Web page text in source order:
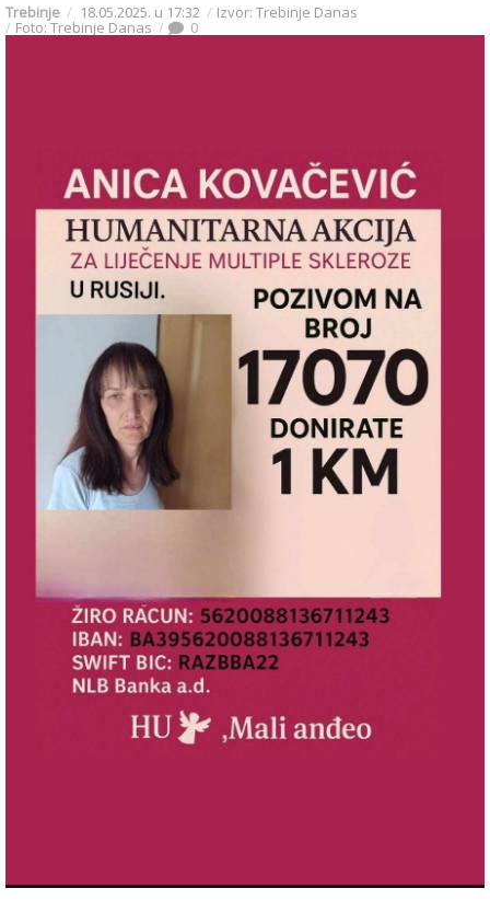
Trebinje 18.05.2025. u 17:32 Izvor: Trebinje Danas
Foto: Trebinje Danas 0